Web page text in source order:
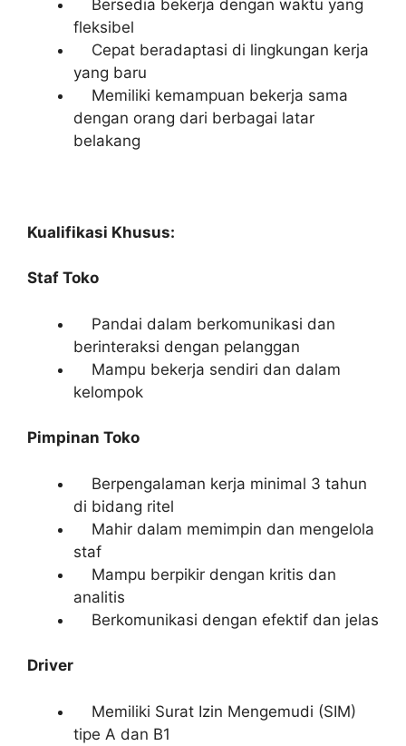
Bersedia bekerja dengan waktu yang
fleksibel
Cepat beradaptasi di lingkungan kerja
yang baru
Memiliki kemampuan bekerja sama
dengan orang dari berbagai latar
belakang
Kualifikasi Khusus:
Staf Toko
Pandai dalam berkomunikasi dan
berinteraksi dengan pelanggan
Mampu bekerja sendiri dan dalam
kelompok
Pimpinan Toko
Berpengalaman kerja minimal 3 tahun
di bidang ritel
Mahir dalam memimpin dan mengelola
staf
Mampu berpikir dengan kritis dan
analitis
Berkomunikasi dengan efektif dan jelas
Driver
Memiliki Surat Izin Mengemudi (SIM)
tipe A dan B1